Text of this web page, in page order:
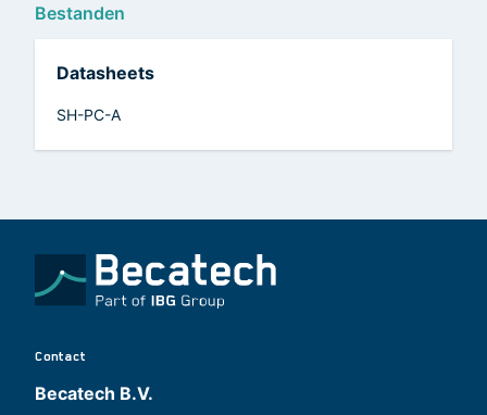
Bestanden
Datasheets
SH-PC-A
Contact
Becatech B.V.